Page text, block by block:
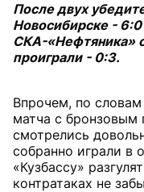
После двух
Новосибирске -
СКА-«Нефтяника»
проиграли - 0:3.
Впрочем, по
матча с
смотрелись
собранно играли в
«Кузбассу»
контратаках не